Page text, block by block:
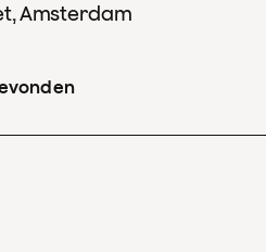
Amsterdam